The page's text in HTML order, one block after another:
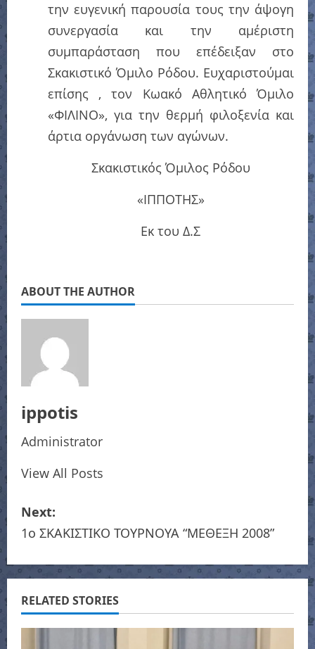
την ευγενική παρουσία τους την άψογη
συνεργασία
και την αμέριστη
συμπαράσταση που επέδειξαν στο
Σκακιστικό Όμιλο Ρόδου. Ευχαριστούμαι
επίσης , τον Κωακό Αθλητικό Όμιλο
«ΦΙΛΙΝΟ», για την θερμή φιλοξενία και
άρτια οργάνωση των αγώνων.
Σκακιστικός Όμιλος Ρόδου
«ΙΠΠΟΤΗΣ»
Εκ του Δ.Σ
ABOUT THE AUTHOR
ippotis
Administrator
View All Posts
P
o
s
t
n
Next:
1ο ΣΚΑΚΙΣΤΙΚΟ ΤΟΥΡΝΟΥΑ “ΜΕΘΕΞΗ 2008”
RELATED STORIES